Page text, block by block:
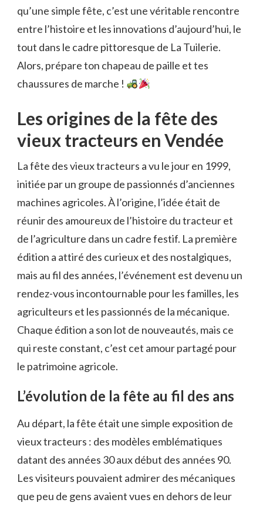
qu’une simple fête, c’est une véritable rencontre
entre l’histoire et les innovations d’aujourd’hui, le
tout dans le cadre pittoresque de La Tuilerie.
Alors, prépare ton chapeau de paille et tes
chaussures de marche !
Les origines de la fête des
vieux tracteurs en Vendée
La fête des vieux tracteurs a vu le jour en 1999,
initiée par un groupe de passionnés d’anciennes
machines agricoles. À l’origine, l’idée était de
réunir des amoureux de l’histoire du tracteur et
de l’agriculture dans un cadre festif. La première
édition a attiré des curieux et des nostalgiques,
mais au fil des années, l’événement est devenu un
rendez-vous incontournable pour les familles, les
agriculteurs et les passionnés de la mécanique.
Chaque édition a son lot de nouveautés, mais ce
qui reste constant, c’est cet amour partagé pour
le patrimoine agricole.
L’évolution de la fête au fil des ans
Au départ, la fête était une simple exposition de
vieux tracteurs : des modèles emblématiques
datant des années 30 aux début des années 90.
Les visiteurs pouvaient admirer des mécaniques
que peu de gens avaient vues en dehors de leur